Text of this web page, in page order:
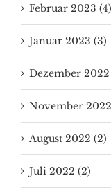
Februar 2023 (4)
Januar 2023 (3)
Dezember 2022
November 2022
August 2022 (2)
Juli 2022 (2)